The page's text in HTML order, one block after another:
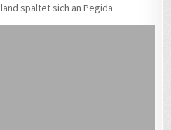
spaltet sich an Pegida